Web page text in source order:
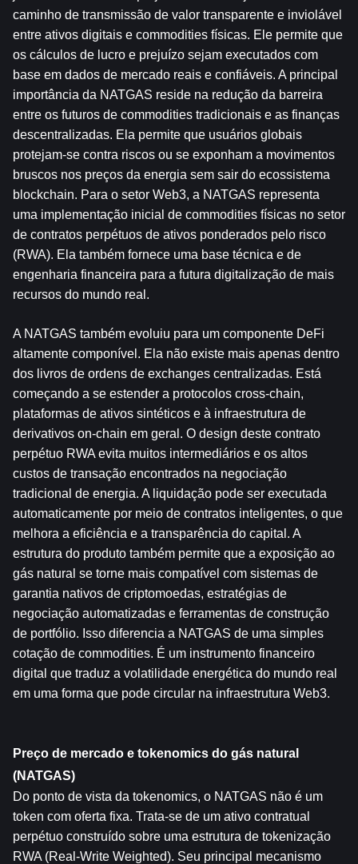
caminho de transmissão de valor transparente e inviolável
entre ativos digitais e commodities físicas. Ele permite que
os cálculos de lucro e prejuízo sejam executados com
base em dados de mercado reais e confiáveis. A principal
importância da NATGAS reside na redução da barreira
entre os futuros de commodities tradicionais e as finanças
descentralizadas. Ela permite que usuários globais
protejam-se contra riscos ou se exponham a movimentos
bruscos nos preços da energia sem sair do ecossistema
blockchain. Para o setor Web3, a NATGAS representa
uma implementação inicial de commodities físicas no setor
de contratos perpétuos de ativos ponderados pelo risco
(RWA). Ela também fornece uma base técnica e de
engenharia financeira para a futura digitalização de mais
recursos do mundo real.
A NATGAS também evoluiu para um componente DeFi
altamente componível. Ela não existe mais apenas dentro
dos livros de ordens de exchanges centralizadas. Está
começando a se estender a protocolos cross-chain,
plataformas de ativos sintéticos e à infraestrutura de
derivativos on-chain em geral. O design deste contrato
perpétuo RWA evita muitos intermediários e os altos
custos de transação encontrados na negociação
tradicional de energia. A liquidação pode ser executada
automaticamente por meio de contratos inteligentes, o que
melhora a eficiência e a transparência do capital. A
estrutura do produto também permite que a exposição ao
gás natural se torne mais compatível com sistemas de
garantia nativos de criptomoedas, estratégias de
negociação automatizadas e ferramentas de construção
de portfólio. Isso diferencia a NATGAS de uma simples
cotação de commodities. É um instrumento financeiro
digital que traduz a volatilidade energética do mundo real
em uma forma que pode circular na infraestrutura Web3.
Preço de mercado e tokenomics do gás natural
(NATGAS)
Do ponto de vista da tokenomics, o NATGAS não é um
token com oferta fixa. Trata-se de um ativo contratual
perpétuo construído sobre uma estrutura de tokenização
RWA (Real-Write Weighted). Seu principal mecanismo